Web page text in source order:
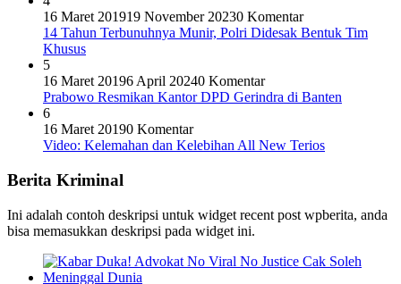
16 Maret 201919 November 20230 Komentar
14 Tahun Terbunuhnya Munir, Polri Didesak Bentuk Tim
Khusus
5
16 Maret 20196 April 20240 Komentar
Prabowo Resmikan Kantor DPD Gerindra di Banten
6
16 Maret 20190 Komentar
Video: Kelemahan dan Kelebihan All New Terios
Berita Kriminal
Ini adalah contoh deskripsi untuk widget recent post wpberita, anda
bisa memasukkan deskripsi pada widget ini.